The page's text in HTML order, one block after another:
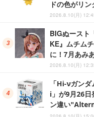
ドの色がリ
2026.8.10(月)
BIGぬースト
KE』ムチム
に！7月あみ
2026.8.10(月)
「Hi-νガン
i」が9月26日
ン違い